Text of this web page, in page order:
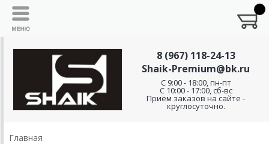
8 (967) 118-24-13
Shaik-Premium@bk.ru
C 9:00 - 18:00, пн-пт
С 10:00 - 17:00, сб-вс
Приём заказов на сайте -
круглосуточно.
Главная